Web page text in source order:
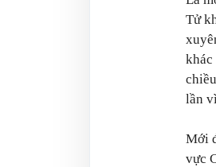
Tử
khác
lần
Mới
vực